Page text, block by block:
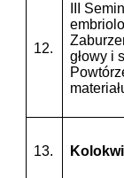
12.
III
głowy i
13.